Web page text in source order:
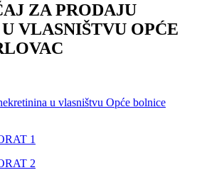
ZA PRODAJU
VLASNIŠTVU OPĆE
u vlasništvu Opće bolnice
1
2